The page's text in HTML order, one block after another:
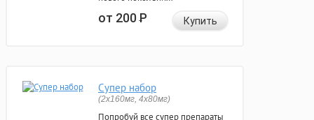
от 200Р Купить
Супер набор
(2х160мг, 4х80мг)
Попробуй все супер препараты